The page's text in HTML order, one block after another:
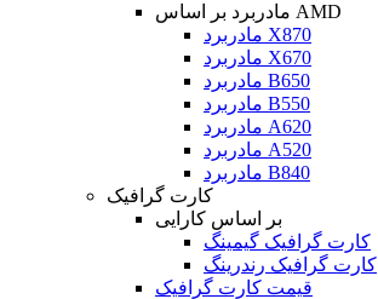
مادربرد بر اساس AMD
مادربرد X870
مادربرد X670
مادربرد B650
مادربرد B550
مادربرد A620
مادربرد A520
مادربرد B840
کارت گرافیک
بر اساس کارایی
کارت گرافیک گیمینگ
کارت گرافیک رندرینگ
قیمت کارت گرافیک